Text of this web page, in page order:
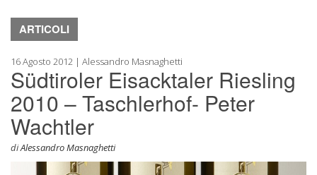
ARTICOLI
16 Agosto 2012 | Alessandro Masnaghetti
Südtiroler Eisacktaler Riesling
2010 – Taschlerhof- Peter
Wachtler
diAlessandro Masnaghetti